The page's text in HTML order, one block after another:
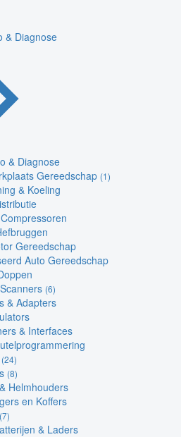
& Diagnose
& Diagnose
Gereedschap (1)
& Koeling
Gereedschap
Auto Gereedschap
(6)
& Adapters
& Interfaces
(24)
(8)
Helmhouders
en Koffers
(7)
& Laders